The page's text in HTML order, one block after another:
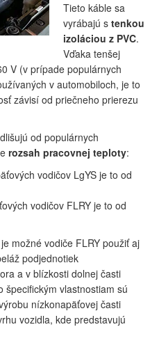
Tieto káble sa
vyrábajú s tenkou
izoláciou z PVC.
Vďaka tenšej
V (v prípade populárnych
v automobiloch, je to
závisí od priečneho prierezu
od populárnych
rozsah pracovnej teploty:
vodičov LgYS je to od
vodičov FLRY je to od
možné vodiče FLRY použiť aj
podjednotiek
a v blízkosti dolnej časti
špecifickým vlastnostiam sú
nízkonapäťovej časti
vozidla, kde predstavujú